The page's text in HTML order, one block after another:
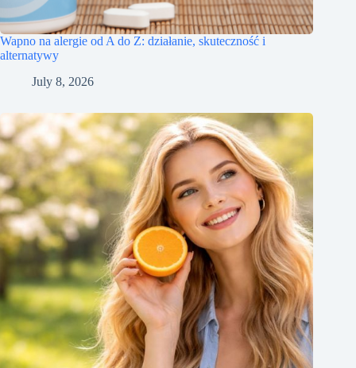
Wapno na alergie od A do Z: działanie, skuteczność i
alternatywy
July 8, 2026